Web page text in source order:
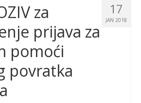
17
JAN 2018
za
prijava za
pomoći
povratka